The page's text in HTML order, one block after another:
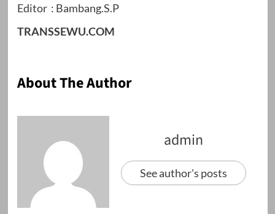
Editor : Bambang.S.P
TRANSSEWU.COM
About The Author
admin
See author's posts